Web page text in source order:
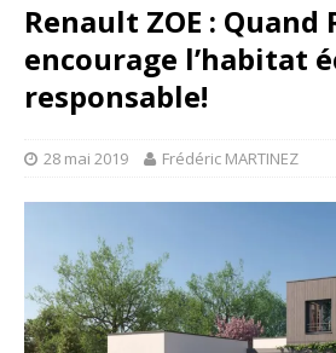
Renault ZOE : Quand
encourage l’habitat
responsable!
28 mai 2019 Frédéric MARTINEZ